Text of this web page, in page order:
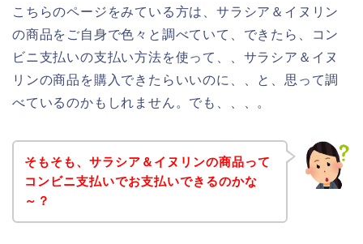
こちらのページをみている方は、サラシア＆イヌリン
の商品をご自身で色々と調べていて、できたら、コン
ビニ支払いの支払い方法を使って、、サラシア＆イヌ
リンの商品を購入できたらいいのに、、と、思って調
べているのかもしれません。でも、、、。
そもそも、サラシア＆イヌリンの商品って
コンビニ支払いでお支払いできるのかな
～？